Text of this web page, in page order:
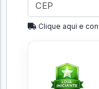
Clique aqui e